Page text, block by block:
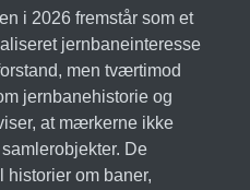
i 2026 fremstår som et
jernbaneinteresse
men tværtimod
jernbanehistorie og
at mærkerne ikke
De
historier om baner,